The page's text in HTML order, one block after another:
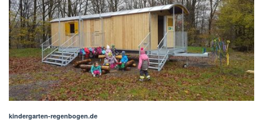
kindergarten-regenbogen.de